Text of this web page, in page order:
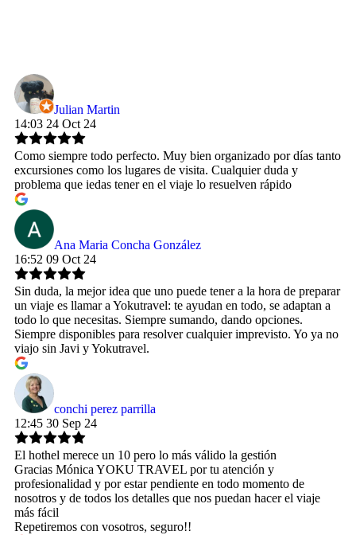
Julian Martin
14:03 24 Oct 24
Como siempre todo perfecto. Muy bien organizado por días tanto
excursiones como los lugares de visita. Cualquier duda y
problema que iedas tener en el viaje lo resuelven rápido
Ana Maria Concha González
16:52 09 Oct 24
Sin duda, la mejor idea que uno puede tener a la hora de preparar
un viaje es llamar a Yokutravel: te ayudan en todo, se adaptan a
todo lo que necesitas. Siempre sumando, dando opciones.
Siempre disponibles para resolver cualquier imprevisto. Yo ya no
viajo sin Javi y Yokutravel.
conchi perez parrilla
12:45 30 Sep 24
El hothel merece un 10 pero lo más válido la gestión
Gracias Mónica YOKU TRAVEL por tu atención y
profesionalidad y por estar pendiente en todo momento de
nosotros y de todos los detalles que nos puedan hacer el viaje
más fácil
Repetiremos con vosotros, seguro!!